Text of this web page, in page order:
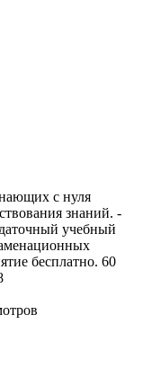
с нуля
знаний. -
учебный
бесплатно. 60